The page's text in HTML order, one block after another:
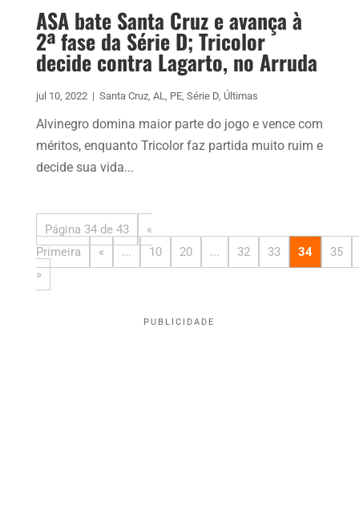
ASA bate Santa Cruz e avança à
2ª fase da Série D; Tricolor
decide contra Lagarto, no Arruda
jul 10, 2022 | Santa Cruz, AL, PE, Série D, Últimas
Alvinegro domina maior parte do jogo e vence com
méritos, enquanto Tricolor faz partida muito ruim e
decide sua vida...
Página 34 de 43
«
Primeira
« ... 10 20 ... 32 33 34
35
»
PUBLICIDADE